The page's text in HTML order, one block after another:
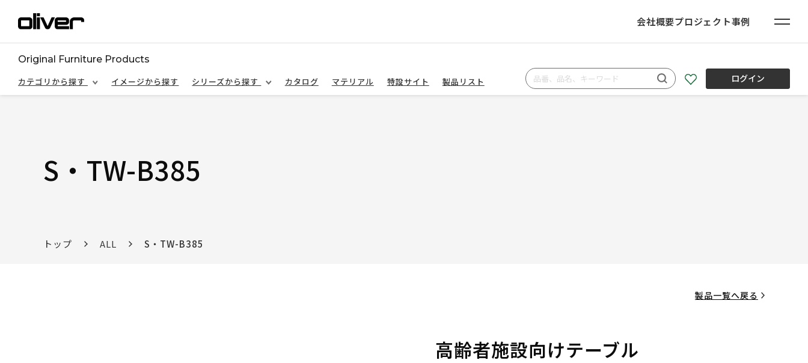
会社概要プロジェクト事例
Original Furniture Products
カテゴリから探す
イメージから探す シリーズから探す カタログ マテリアル 特設サイト 製品リスト ログイン
S・TW-B385
トップ ALL S・TW-B385
製品一覧へ戻る
高齢者施設向けテーブル